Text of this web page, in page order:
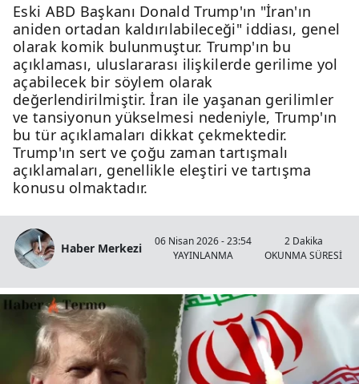
Eski ABD Başkanı Donald Trump'ın "İran'ın
aniden ortadan kaldırılabileceği" iddiası, genel
olarak komik bulunmuştur. Trump'ın bu
açıklaması, uluslararası ilişkilerde gerilime yol
açabilecek bir söylem olarak
değerlendirilmiştir. İran ile yaşanan gerilimler
ve tansiyonun yükselmesi nedeniyle, Trump'ın
bu tür açıklamaları dikkat çekmektedir.
Trump'ın sert ve çoğu zaman tartışmalı
açıklamaları, genellikle eleştiri ve tartışma
konusu olmaktadır.
Haber Merkezi
06 Nisan 2026 - 23:54
YAYINLANMA
2 Dakika
OKUNMA SÜRESİ